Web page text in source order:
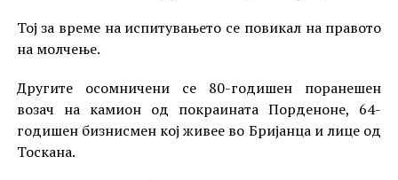
Тој за време на испитувањето се повикал на правото
на молчење.
Другите осомничени се 80-годишен поранешен
возач на камион од покраината Порденоне, 64-
годишен бизнисмен кој живее во Бријанца и лице од
Тоскана.